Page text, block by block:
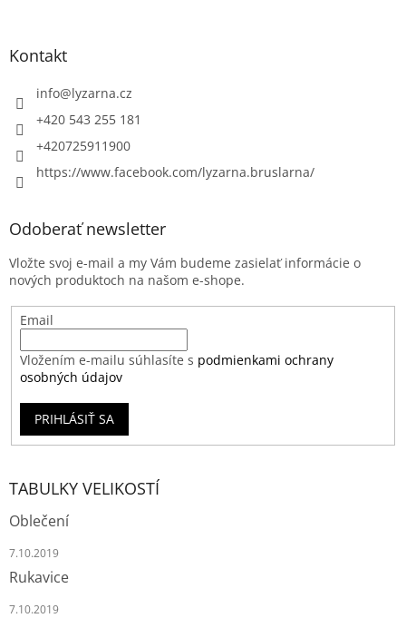
Kontakt
info@lyzarna.cz
+420 543 255 181
+420725911900
https://www.facebook.com/lyzarna.bruslarna/
Odoberať newsletter
Vložte svoj e-mail a my Vám budeme zasielať informácie o
nových produktoch na našom e-shope.
Email
Vložením e-mailu súhlasíte s podmienkami ochrany
osobných údajov
PRIHLÁSIŤ SA
TABULKY VELIKOSTÍ
Oblečení
7.10.2019
Rukavice
7.10.2019